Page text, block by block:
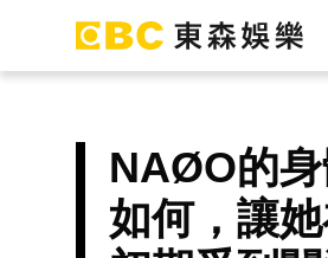
NAØO的
如何，讓